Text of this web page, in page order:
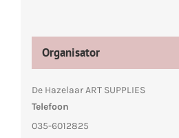
Organisator
De Hazelaar ART SUPPLIES
Telefoon
035-6012825